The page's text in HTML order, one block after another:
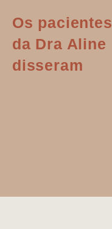
Os pacientes
da Dra Aline
disseram